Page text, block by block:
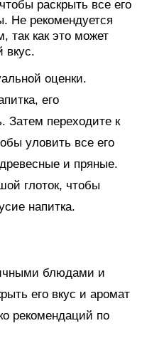
раскрыть все его
Не рекомендуется
так как это может
вкус.
оценки.
его
Затем переходите к
уловить все его
и пряные.
глоток, чтобы
напитка.
блюдами и
его вкус и аромат
рекомендаций по